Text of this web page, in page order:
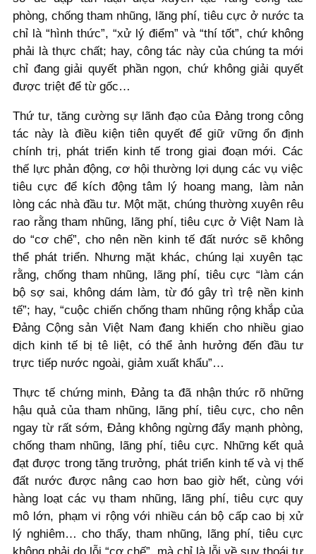
phòng, chống tham nhũng, lãng phí, tiêu cực ở nước ta
chỉ là “hình thức”, “xử lý điểm” và “thí tốt”, chứ không
phải là thực chất; hay, công tác này của chúng ta mới
chỉ đang giải quyết phần ngọn, chứ không giải quyết
được triệt để từ gốc…
Thứ tư, tăng cường sự lãnh đạo của Đảng trong công
tác này là điều kiện tiên quyết để giữ vững ổn định
chính trị, phát triển kinh tế trong giai đoạn mới. Các
thế lực phản động, cơ hội thường lợi dụng các vụ việc
tiêu cực để kích động tâm lý hoang mang, làm nản
lòng các nhà đầu tư. Một mặt, chúng thường xuyên rêu
rao rằng tham nhũng, lãng phí, tiêu cực ở Việt Nam là
do “cơ chế”, cho nên nền kinh tế đất nước sẽ không
thể phát triển. Nhưng mặt khác, chúng lại xuyên tạc
rằng, chống tham nhũng, lãng phí, tiêu cực “làm cán
bộ sợ sai, không dám làm, từ đó gây trì trệ nền kinh
tế”; hay, “cuộc chiến chống tham nhũng rộng khắp của
Đảng Cộng sản Việt Nam đang khiến cho nhiều giao
dịch kinh tế bị tê liệt, có thể ảnh hưởng đến đầu tư
trực tiếp nước ngoài, giảm xuất khẩu”…
Thực tế chứng minh, Đảng ta đã nhận thức rõ những
hậu quả của tham nhũng, lãng phí, tiêu cực, cho nên
ngay từ rất sớm, Đảng không ngừng đẩy mạnh phòng,
chống tham nhũng, lãng phí, tiêu cực. Những kết quả
đạt được trong tăng trưởng, phát triển kinh tế và vị thế
đất nước được nâng cao hơn bao giờ hết, cùng với
hàng loạt các vụ tham nhũng, lãng phí, tiêu cực quy
mô lớn, phạm vi rộng với nhiều cán bộ cấp cao bị xử
lý nghiêm… cho thấy, tham nhũng, lãng phí, tiêu cực
không phải do lỗi “cơ chế”, mà chỉ là lỗi về suy thoái tư